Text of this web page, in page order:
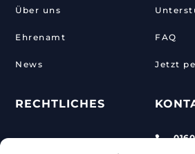
Über uns
Ehrenamt
News
RECHTLICHES
FAQ
Jetzt
